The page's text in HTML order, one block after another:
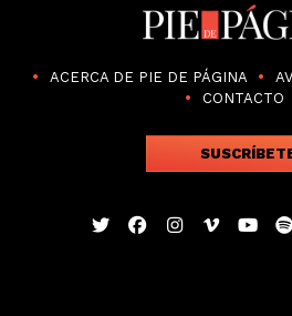
ACERCA DE PIE DE PÁGINA
CONTACTO